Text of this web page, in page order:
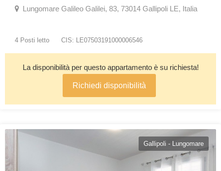
Lungomare Galileo Galilei, 83, 73014 Gallipoli LE, Italia
4 Posti letto CIS: LE07503191000006546
La disponibilità per questo appartamento è su richiesta!
Richiedi disponibilità
Gallipoli - Lungomare